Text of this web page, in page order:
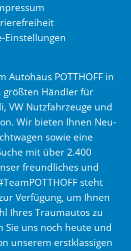
Einstellungen
Autohaus POTTHOFF in
größten Händler für
VW Nutzfahrzeuge und
Wir bieten Ihnen Neu-
sowie eine
mit über 2.400
freundliches und
steht
Verfügung, um Ihnen
Ihres Traumautos zu
Sie uns noch heute und
unserem erstklassigen